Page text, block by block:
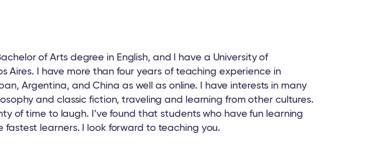
of Arts degree in English, and I have a University of
Aires. I have more than four years of teaching experience in
Argentina, and China as well as online. I have interests in many
and classic fiction, traveling and learning from other cultures.
of time to laugh. I’ve found that students who have fun learning
fastest learners. I look forward to teaching you.